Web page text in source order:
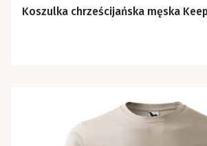
Koszulka chrześcijańska męska